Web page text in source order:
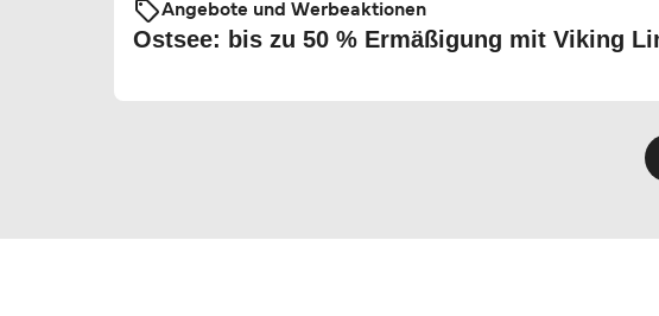
Angebote und Werbeaktionen
Ostsee: bis zu 50 % Ermäßigung mit Viking